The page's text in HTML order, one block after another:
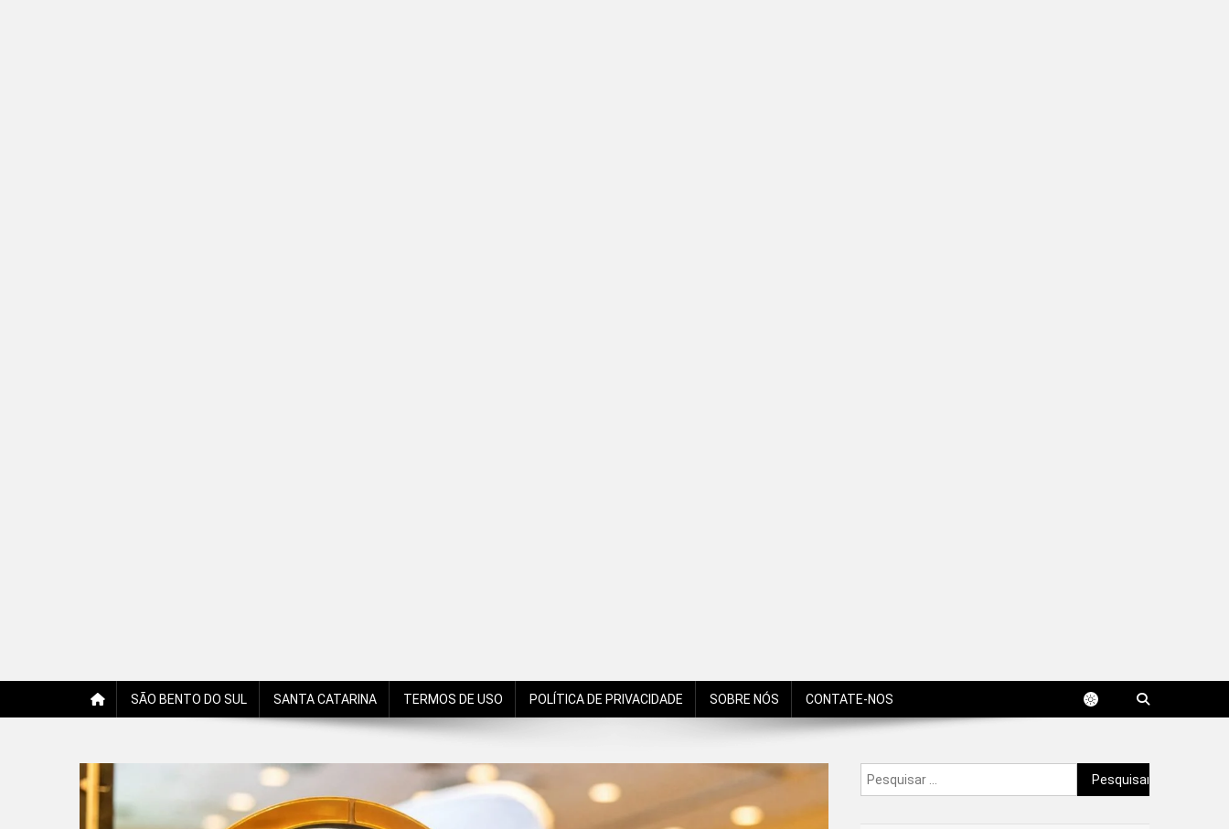
SÃO BENTO DO SUL SANTA CATARINA TERMOS DE USO POLÍTICA DE PRIVACIDADE SOBRE NÓS CONTATE-NOS
Pesquisar
por: